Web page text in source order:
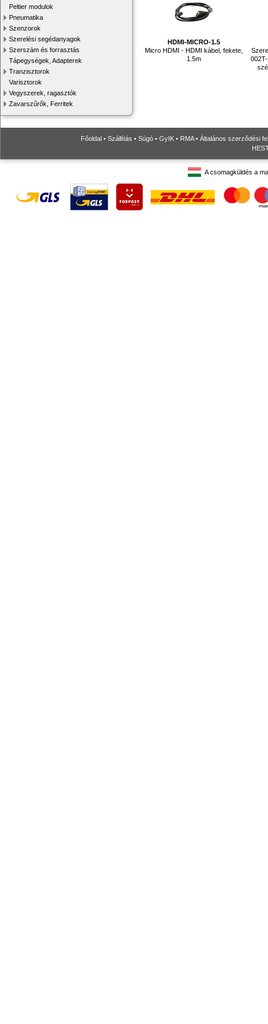
Peltier modulok
Pneumatika
Szenzorok
Szerelési segédanyagok
Szerszám és forrasztás
Tápegységek, Adapterek
Tranzisztorok
Varisztorok
Vegyszerek, ragasztók
Zavarszűrők, Ferritek
HDMI-MICRO-1.5
Micro HDMI - HDMI kábel, fekete,
1.5m
Főoldal • Szállítás • Súgó • GyIK • RMA• Általános szerződési
A csomagküldés a